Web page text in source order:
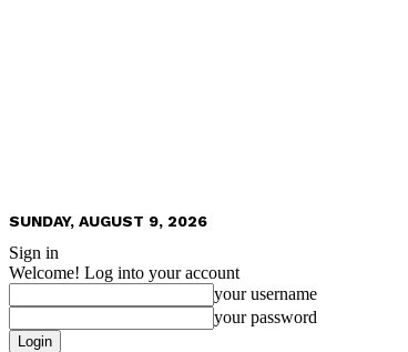
SUNDAY, AUGUST 9, 2026
Sign in
Welcome! Log into your account
your username
your password